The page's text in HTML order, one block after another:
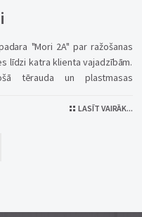
līdzi katra klienta vajadzībām.
tērauda un plastmasas
ka...
LASĪT VAIRĀK...